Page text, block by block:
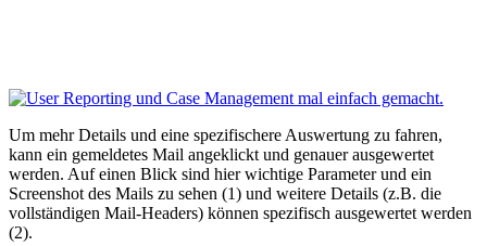
Um mehr Details und eine spezifischere Auswertung zu fahren,
kann ein gemeldetes Mail angeklickt und genauer ausgewertet
werden. Auf einen Blick sind hier wichtige Parameter und ein
Screenshot des Mails zu sehen (1) und weitere Details (z.B. die
vollständigen Mail-Headers) können spezifisch ausgewertet werden
(2).